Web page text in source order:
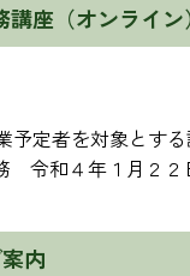
座（オンライン）
予定者を対象と
令和４年１月２
内